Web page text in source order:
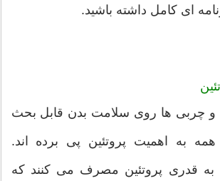
ای کامل داشته باشید.
و چربی ها روی سلامت بدن قابل بحث
همه به اهمیت پروتئین پی برده اند.
به قدری پروتئین مصرف می کنند که